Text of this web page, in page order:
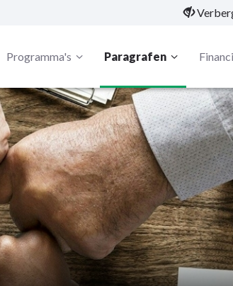
Programma's Paragrafen